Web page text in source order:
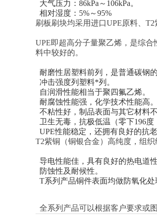
大气压力：86kPa～106kPa。
相对湿度：5%～95%
刷板刷块均采用进口UPE原料、T2
UPE即超高分子量聚乙烯，是综
料中较好的。
耐磨性居塑料前列，是普通碳钢的
冲击强度列塑料*列。
自润滑性能相当于聚四氟乙烯。
耐腐蚀性能强，化学技术性能高。
不粘性好，制品表面与其它材料不
卫生无毒，抗极低温（零下196度
UPE性能稳定，还拥有良好的抗
T2紫铜（铜银合金）高纯度，组
导电性能佳，具有良好的热电道性
防蚀性及耐候性。
T系列产品铜件表面均做防氧化处
全系列产品可以根据客户要求或